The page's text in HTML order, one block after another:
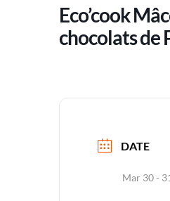
Eco’cook
chocolats de
DATE
Mar 30 -